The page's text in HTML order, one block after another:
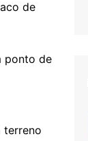
de
ponto de
terreno